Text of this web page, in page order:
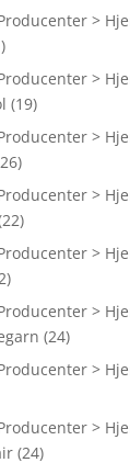
>
>
(19)
>
>
>
>
(24)
>
>
(24)